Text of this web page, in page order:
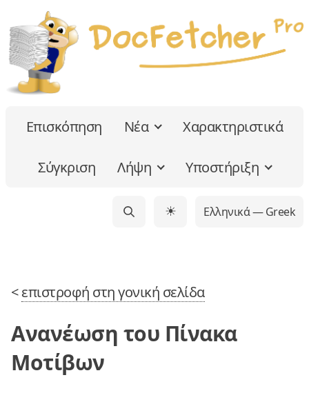
Επισκόπηση Νέα Χαρακτηριστικά
Σύγκριση Λήψη Υποστήριξη
☀ Ελληνικά — Greek
<επιστροφή στη γονική σελίδα
Ανανέωση του Πίνακα
Μοτίβων